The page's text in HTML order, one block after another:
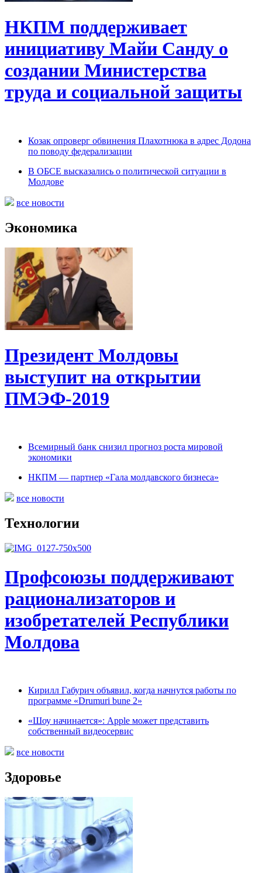
НКПМ поддерживает
инициативу Майи Санду о
создании Министерства
труда и социальной защиты
Козак опроверг обвинения Плахотнюка в адрес Додона
по поводу федерализации
В ОБСЕ высказались о политической ситуации в
Молдове
все новости
Экономика
Президент Молдовы
выступит на открытии
ПМЭФ-2019
Всемирный банк снизил прогноз роста мировой
экономики
НКПМ — партнер «Гала молдавского бизнеса»
все новости
Технологии
Профсоюзы поддерживают
рационализаторов и
изобретателей Республики
Молдова
Кирилл Габурич объявил, когда начнутся работы по
программе «Drumuri bune 2»
«Шоу начинается»: Apple может представить
собственный видеосервис
все новости
Здоровье